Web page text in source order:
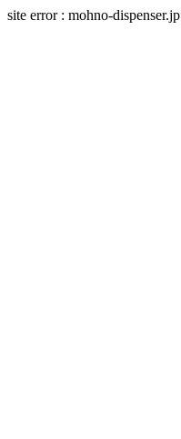
site error : mohno-dispenser.jp